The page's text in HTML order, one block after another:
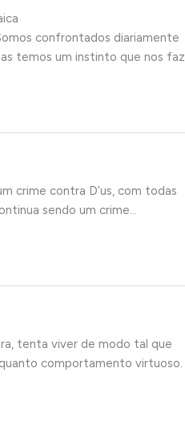
confrontados diariamente
temos um instinto que nos faz
crime contra D’us, com todas
sendo um crime…
tenta viver de modo tal que
comportamento virtuoso.